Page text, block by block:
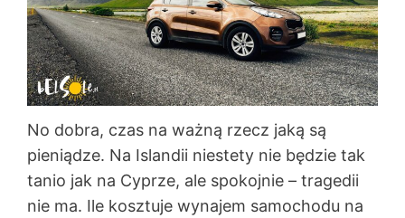
No dobra, czas na ważną rzecz jaką są
pieniądze. Na Islandii niestety nie będzie tak
tanio jak na Cyprze, ale spokojnie – tragedii
nie ma. Ile kosztuje wynajem samochodu na